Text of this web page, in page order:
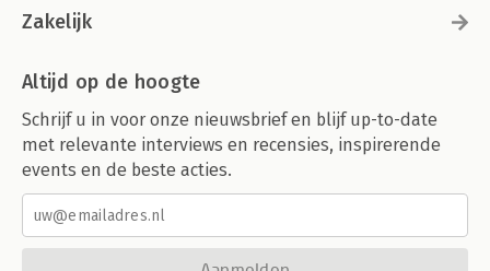
Zakelijk
Altijd op de hoogte
Schrijf u in voor onze nieuwsbrief en blijf up-to-date
met relevante interviews en recensies, inspirerende
events en de beste acties.